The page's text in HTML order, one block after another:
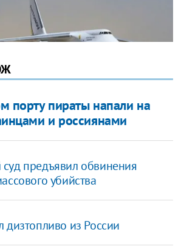
порту пираты напали на
и россиянами
предъявил обвинения
убийства
дизтопливо из России